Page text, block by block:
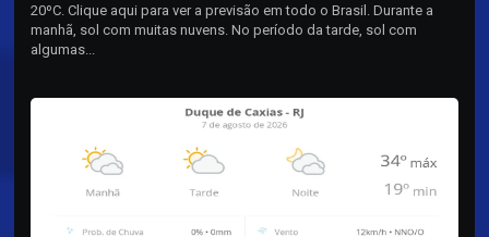
20ºC. Clique aqui para ver a previsão em todo o Brasil. Durante a
manhã, sol com muitas nuvens. No período da tarde, sol com
algumas...